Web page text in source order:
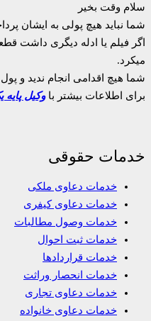
سلام وقت بخیر
شما نباید هیچ پولی به ایشان
اگر فیلم یا ادله دیگری داشت
میکرد.
شما هیچ اقدامی انجام ندید و
برای اطلاعات بیشتر باوکیل
خدمات حقوقی
خدمات دعاوی ملکی
خدمات دعاوی کیفری
خدمات وصول مطالبات
خدمات ثبت احوال
خدمات قراردادها
خدمات انحصار وراثت
خدمات دعاوی تجاری
خدمات دعاوی خانواده